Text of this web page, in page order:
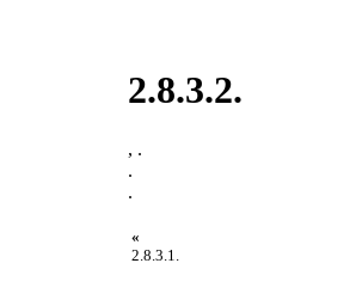
2.8.3.2.
, .
.
.
«
2.8.3.1.